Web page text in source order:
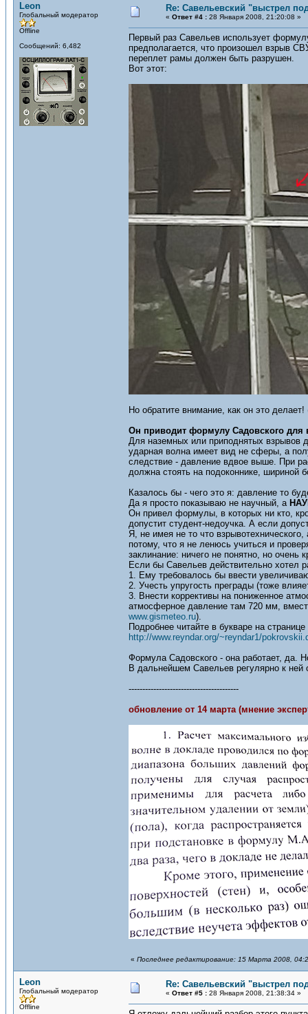
Leon
Глобальный модератор
Offline
Сообщений: 6,482
Re: Савельевский "выстрел
« Ответ #4 : 28 Января 2008, 21:20:08 »
Первый раз Савельев использует
предполагается, что произошел взрыв
переплет рамы должен быть разрушен.
Вот этот:
Но обратите внимание, как он это
Он приводит формулу Садовского для
Для наземных или приподнятых взрывов
ударная волна имеет вид не сферы, а
следствие - давление вдвое выше. При
должна стоять на подоконнике, шириной
Казалось бы - чего это я: давление то
Да я просто показываю не научный, а
Он привел формулы, в которых ни кто,
допустит студент-недоучка. А если
Я, не имея не то что
потому, что я не ленюсь учиться и
заклинание: ничего не понятно, но очень
Если бы Савельев действительно хотел
1. Ему требовалось бы ввести
2. Учесть упругость преграды (тоже
3. Внести коррективы на пониженное
атмосферное давление там 720 мм,
www.gismeteo.ru).
Подробнее читайте в букваре на странице
http://www.reyndar.org/~reyndar1/
Формула Садовского - она работает, да.
В дальнейшем Савельев регулярно к ней
----------------------------------------
обновление от 14 марта (мнение
« Последнее редактирование: 15 Марта 2008,
Leon
Глобальный модератор
Offline
Re: Савельевский "выстрел
« Ответ #5 : 28 Января 2008, 21:38:34 »